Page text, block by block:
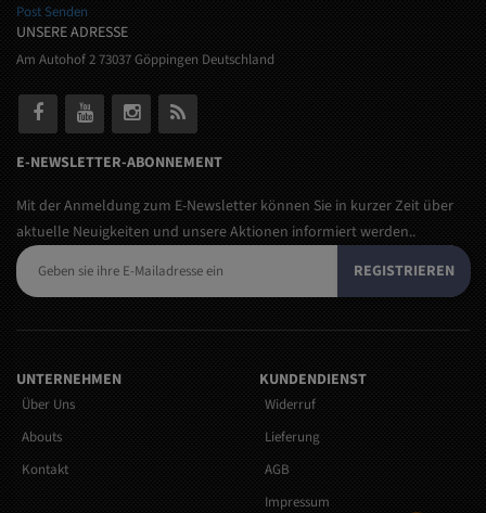
Post Senden
UNSERE ADRESSE
Am Autohof 2 73037 Göppingen Deutschland
E-NEWSLETTER-ABONNEMENT
Mit der Anmeldung zum E-Newsletter können Sie in kurzer Zeit über
aktuelle Neuigkeiten und unsere Aktionen informiert werden..
REGISTRIEREN
UNTERNEHMEN
Über Uns
Abouts
Kontakt
KUNDENDIENST
Widerruf
Lieferung
AGB
Impressum